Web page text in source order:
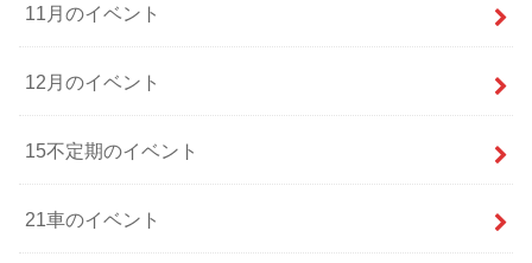
11月のイベント
12月のイベント
15不定期のイベント
21車のイベント